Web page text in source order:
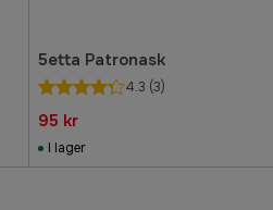
5etta Patronask
4.3 (3)
95 kr
I lager